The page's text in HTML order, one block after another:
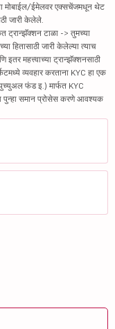
मोबाईल/ईमेलवर एक्सचेंजमधून थेट
जारी केलेले.
ट्रान्झॅक्शन टाळा -> तुमच्या
हितासाठी जारी केलेल्या त्याच
महत्त्वाच्या ट्रान्झॅक्शनसाठी
व्यवहार करताना KYC हा एक
फंड इ.) मार्फत KYC
पुन्हा समान प्रोसेस करणे आवश्यक